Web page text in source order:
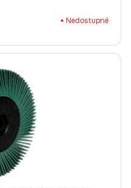
Nedostupné